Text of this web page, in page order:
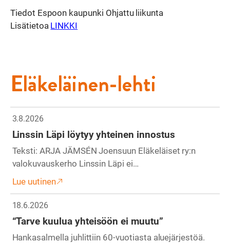
Tiedot Espoon kaupunki Ohjattu liikunta
Lisätietoa LINKKI
Eläkeläinen-lehti
3.8.2026
Linssin Läpi löytyy yhteinen innostus
Teksti: ARJA JÄMSÉN Joensuun Eläkeläiset ry:n
valokuvauskerho Linssin Läpi ei…
Lue uutinen
18.6.2026
“Tarve kuulua yhteisöön ei muutu”
Hankasalmella juhlittiin 60-vuotiasta aluejärjestöä.